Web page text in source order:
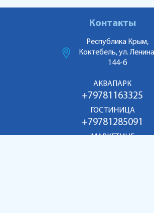
Контакты
Республика Крым,
Коктебель, ул.
144-б
АКВАПАРК
+79781163325
ГОСТИНИЦА
+79781285091
МАРКЕТИНГ